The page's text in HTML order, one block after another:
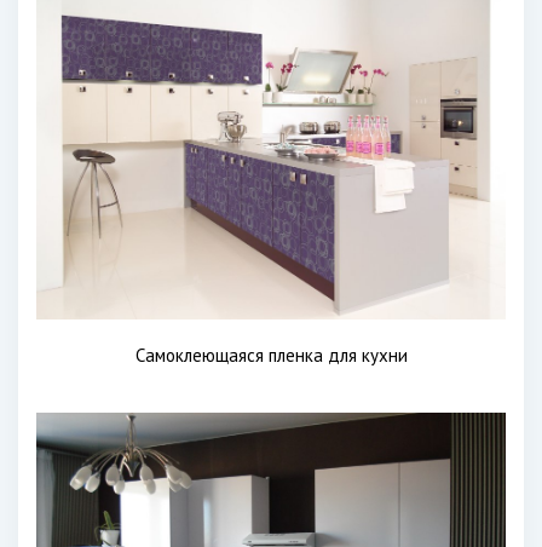
Самоклеющаяся пленка для кухни